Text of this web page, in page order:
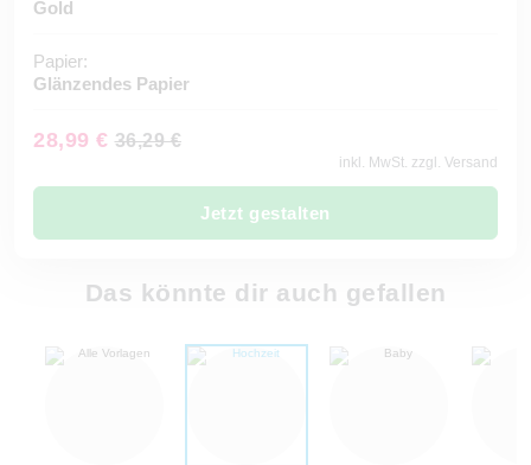
Gold
Papier:
Glänzendes Papier
28,99 € 36,29 €
inkl. MwSt. zzgl. Versand
Jetzt gestalten
Das könnte dir auch gefallen